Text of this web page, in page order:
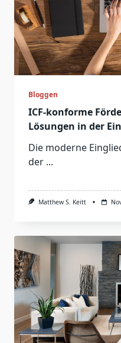
Bloggen
ICF-konforme
Lösungen in der
Die moderne
der ...
Matthew S. Keitt